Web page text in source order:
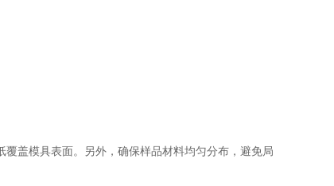
盖模具表面。另外，确保样品材料均匀分布，避免局